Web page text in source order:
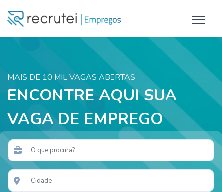
MAIS DE 10 MIL VAGAS ABERTAS
ENCONTRE AQUI SUA
VAGA DE EMPREGO